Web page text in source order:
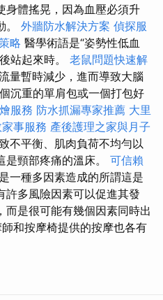
身體搖晃，因為血壓必須升
。 外牆防水解決方案 偵探服
略 醫學術語是“姿勢性低血
站起來時。 老鼠問題快速解
量暫時減少，進而導致大腦
沉重的單肩包或一個打包好
服務 防水抓漏專家推薦 大里
事服務 產後護理之家與月子
不平衡、肌肉負荷不均勻以
是頸部疼痛的溫床。 可信賴
一種多因素造成的所謂這是
許多風險因素可以促進其發
而是很可能有幾個因素同時出
和按摩椅提供的按摩也各有